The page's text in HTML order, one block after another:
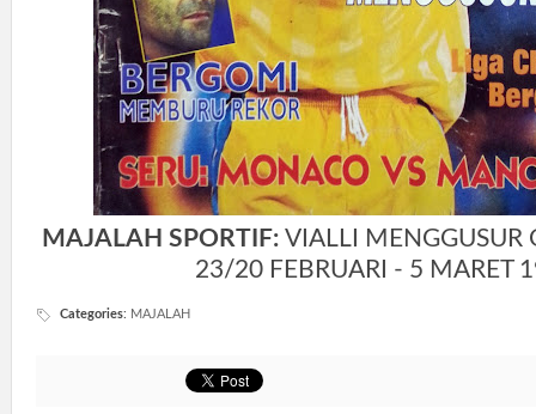
MAJALAH SPORTIF: VIALLI MENGGUSUR
23/20 FEBRUARI - 5 MARET
Categories: MAJALAH